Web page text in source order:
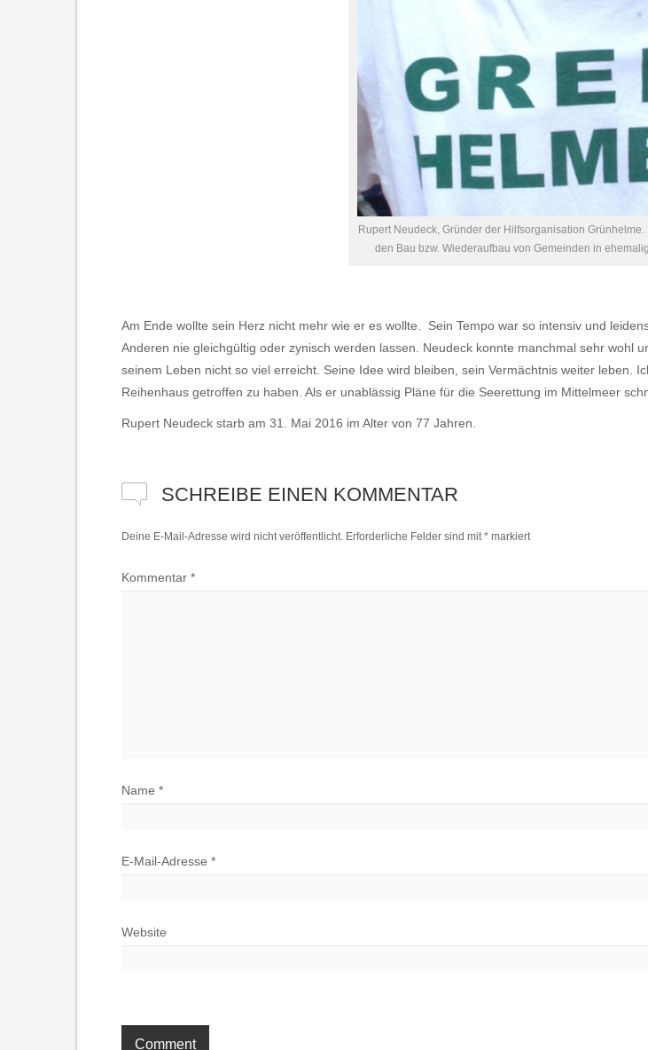
Rupert Neudeck, Gründer der Hilfsorganisation
den Bau bzw. Wiederaufbau von Gemeinden in
Am Ende wollte sein Herz nicht mehr wie er es wollte. Sein Tempo war so intensiv und
Anderen nie gleichgültig oder zynisch werden lassen. Neudeck konnte manchmal sehr wohl
seinem Leben nicht so viel erreicht. Seine Idee wird bleiben, sein Vermächtnis weiter leben.
Reihenhaus getroffen zu haben. Als er unablässig Pläne für die Seerettung im Mittelmeer
Rupert Neudeck starb am 31. Mai 2016 im Alter von 77 Jahren.
SCHREIBE EINEN KOMMENTAR
Deine E-Mail-Adresse wird nicht veröffentlicht. Erforderliche Felder sind mit* markiert
Kommentar *
Name *
E-Mail-Adresse *
Website